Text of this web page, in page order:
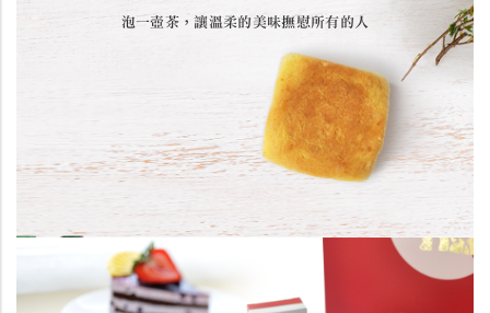
泡一壺茶，讓溫柔的美味撫慰所有的人